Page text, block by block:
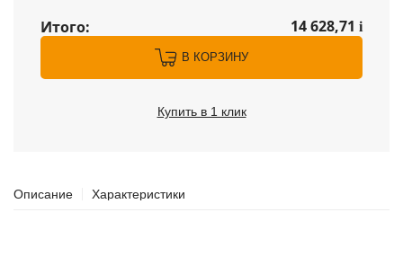
Итого: 14 628,71 i
В КОРЗИНУ
Купить в 1 клик
Описание Характеристики